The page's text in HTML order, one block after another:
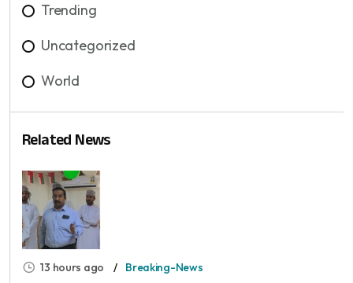
Trending
Uncategorized
World
Related News
13 hours ago Breaking-News